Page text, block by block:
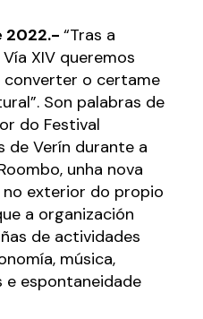
2022.-“Tras a
XIV queremos
converter o certame
Son palabras de
do Festival
de Verín durante a
unha nova
exterior do propio
a organización
de actividades
música,
espontaneidade